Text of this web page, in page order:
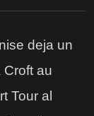
deja un
au
Tour al